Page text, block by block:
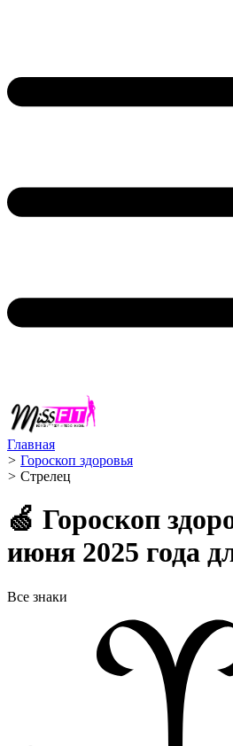
Главная
> Гороскоп здоровья
> Стрелец ️
🍏 Гороскоп
июня 2025 года
Все знаки